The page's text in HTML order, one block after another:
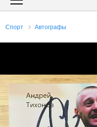
Спорт Автографы